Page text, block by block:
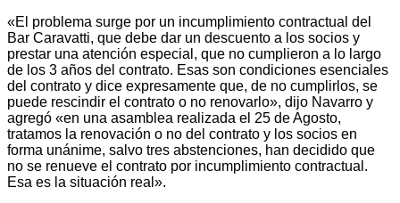
«El problema surge por un incumplimiento contractual del
Bar Caravatti, que debe dar un descuento a los socios y
prestar una atención especial, que no cumplieron a lo largo
de los 3 años del contrato. Esas son condiciones esenciales
del contrato y dice expresamente que, de no cumplirlos, se
puede rescindir el contrato o no renovarlo», dijo Navarro y
agregó «en una asamblea realizada el 25 de Agosto,
tratamos la renovación o no del contrato y los socios en
forma unánime, salvo tres abstenciones, han decidido que
no se renueve el contrato por incumplimiento contractual.
Esa es la situación real».